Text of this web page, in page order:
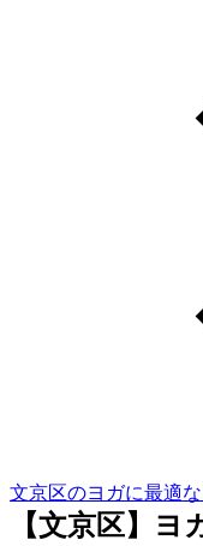
文京区のヨガに最適
【文京区】